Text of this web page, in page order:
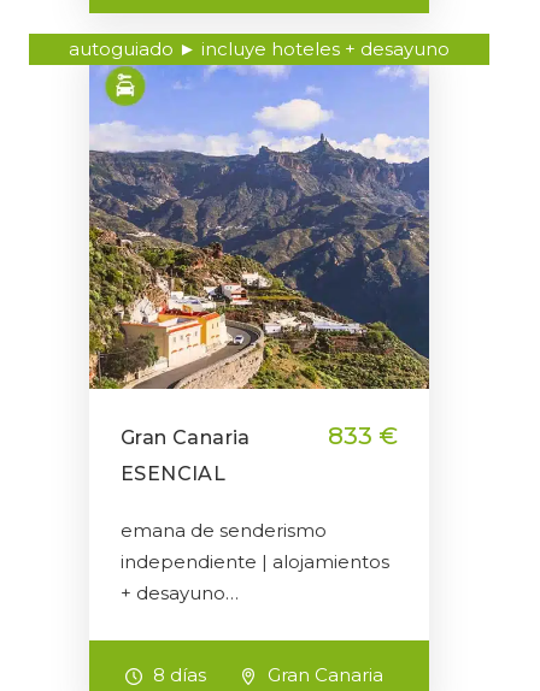
autoguiado ► incluye hoteles + desayuno
Gran Canaria
ESENCIAL
833 €
emana de senderismo
independiente | alojamientos
+ desayuno…
8 días Gran Canaria